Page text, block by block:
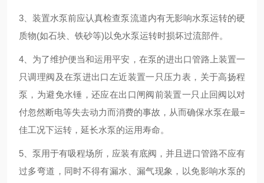
3、装置水泵前应认真检查泵流道内有无影响水泵运转的硬
质物(如石块、铁砂等)以免水泵运转时损坏过流部件。
4、为了维护便当和运用平安，在泵的进出口管路上装置一
只调理阀及在泵进出口左近装置一只压力表，关于高扬程
泵，为避免水锤，还应在出口闸阀前装置一只止回阀以对
付忽然断电等失去动力而消费的事故，从而确保水泵在最=
佳工况下运转，延长水泵的运用寿命。
5、泵用于有吸程场所，应装有底阀，并且进口管路不应有
过多弯道，同时不得有漏水、漏气现象，以免影响水泵的